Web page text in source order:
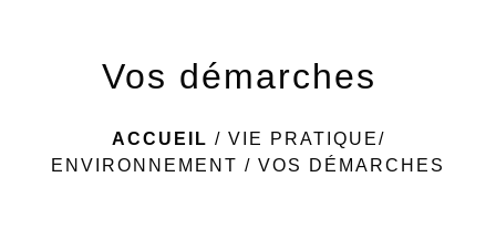
Vos démarches
ACCUEIL / VIE PRATIQUE/
ENVIRONNEMENT / VOS DÉMARCHES